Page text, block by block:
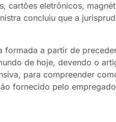
cartões eletrônicos,
concluiu que a
formada a partir de
de hoje, devendo o
para compreender
fornecido pelo